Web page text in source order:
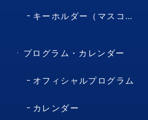
キーホルダー（マスコット・キャラクター）
プログラム・カレンダー
オフィシャルプログラム
カレンダー